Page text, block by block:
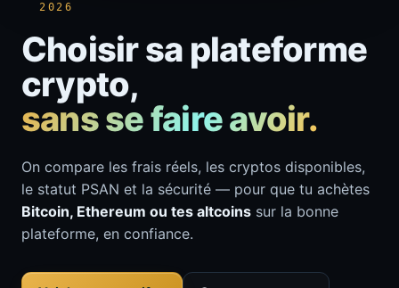
2026
Choisir sa plateforme
crypto,
sans se faire avoir.
On compare les frais réels, les cryptos disponibles,
le statut PSAN et la sécurité — pour que tu achètes
Bitcoin, Ethereum ou tes altcoins sur la bonne
plateforme, en confiance.